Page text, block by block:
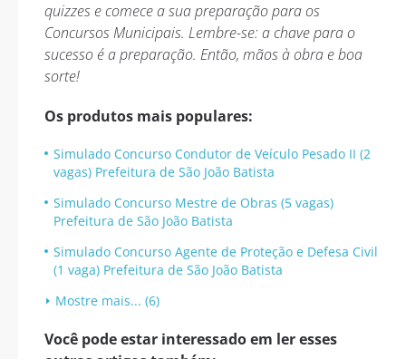
quizzes e comece a sua preparação para os
Concursos Municipais. Lembre-se: a chave para o
sucesso é a preparação. Então, mãos à obra e boa
sorte!
Os produtos mais populares:
Simulado Concurso Condutor de Veículo Pesado II (2
vagas) Prefeitura de São João Batista
Simulado Concurso Mestre de Obras (5 vagas)
Prefeitura de São João Batista
Simulado Concurso Agente de Proteção e Defesa Civil
(1 vaga) Prefeitura de São João Batista
Mostre mais... (6)
Você pode estar interessado em ler esses